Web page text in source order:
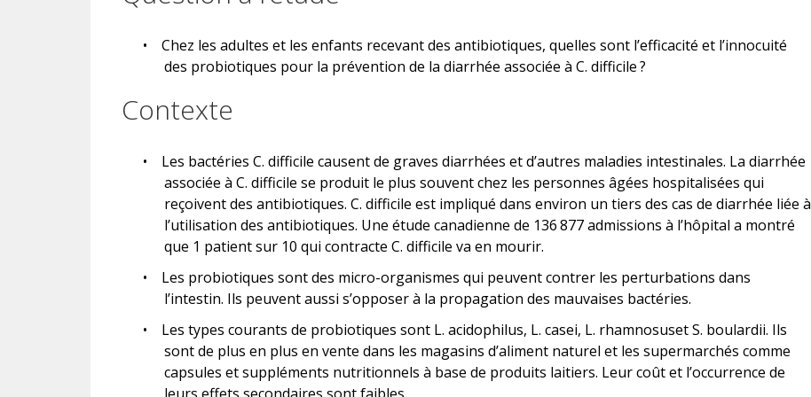
•
Chez les adultes et les enfants recevant des antibiotiques, quelles sont l’efficacité et l’innocuité
des probiotiques pour la prévention de la diarrhée associée à C. difficile ?
Contexte
•
Les bactéries C. difficile causent de graves diarrhées et d’autres maladies intestinales. La diarrhée
associée à C. difficile se produit le plus souvent chez les personnes âgées hospitalisées qui
reçoivent des antibiotiques. C. difficile est impliqué dans environ un tiers des cas de diarrhée liée à
l’utilisation des antibiotiques. Une étude canadienne de 136 877 admissions à l’hôpital a montré
que 1 patient sur 10 qui contracte C. difficile va en mourir.
•
Les probiotiques sont des micro-organismes qui peuvent contrer les perturbations dans
l’intestin. Ils peuvent aussi s’opposer à la propagation des mauvaises bactéries.
•
Les types courants de probiotiques sont L. acidophilus, L. casei, L. rhamnosuset S. boulardii. Ils
sont de plus en plus en vente dans les magasins d’aliment naturel et les supermarchés comme
capsules et suppléments nutritionnels à base de produits laitiers. Leur coût et l’occurrence de